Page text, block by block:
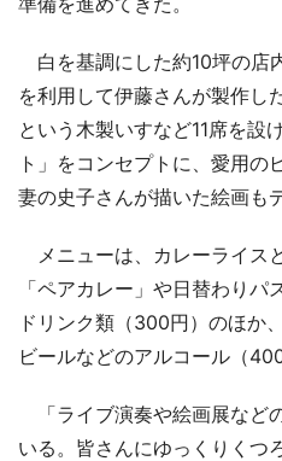
白を基調にした約10坪の店
を利用して伊藤さんが製作し
という木製いすなど11席を設
ト」をコンセプトに、愛用の
妻の史子さんが描いた絵画も
メニューは、カレーライス
「ペアカレー」や日替わり
ドリンク類（300円）のほか
ビールなどのアルコール（
「ライブ演奏や絵画展など
いる。皆さんにゆっくりくつ